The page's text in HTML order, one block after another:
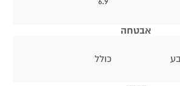
אבטחה
כולל